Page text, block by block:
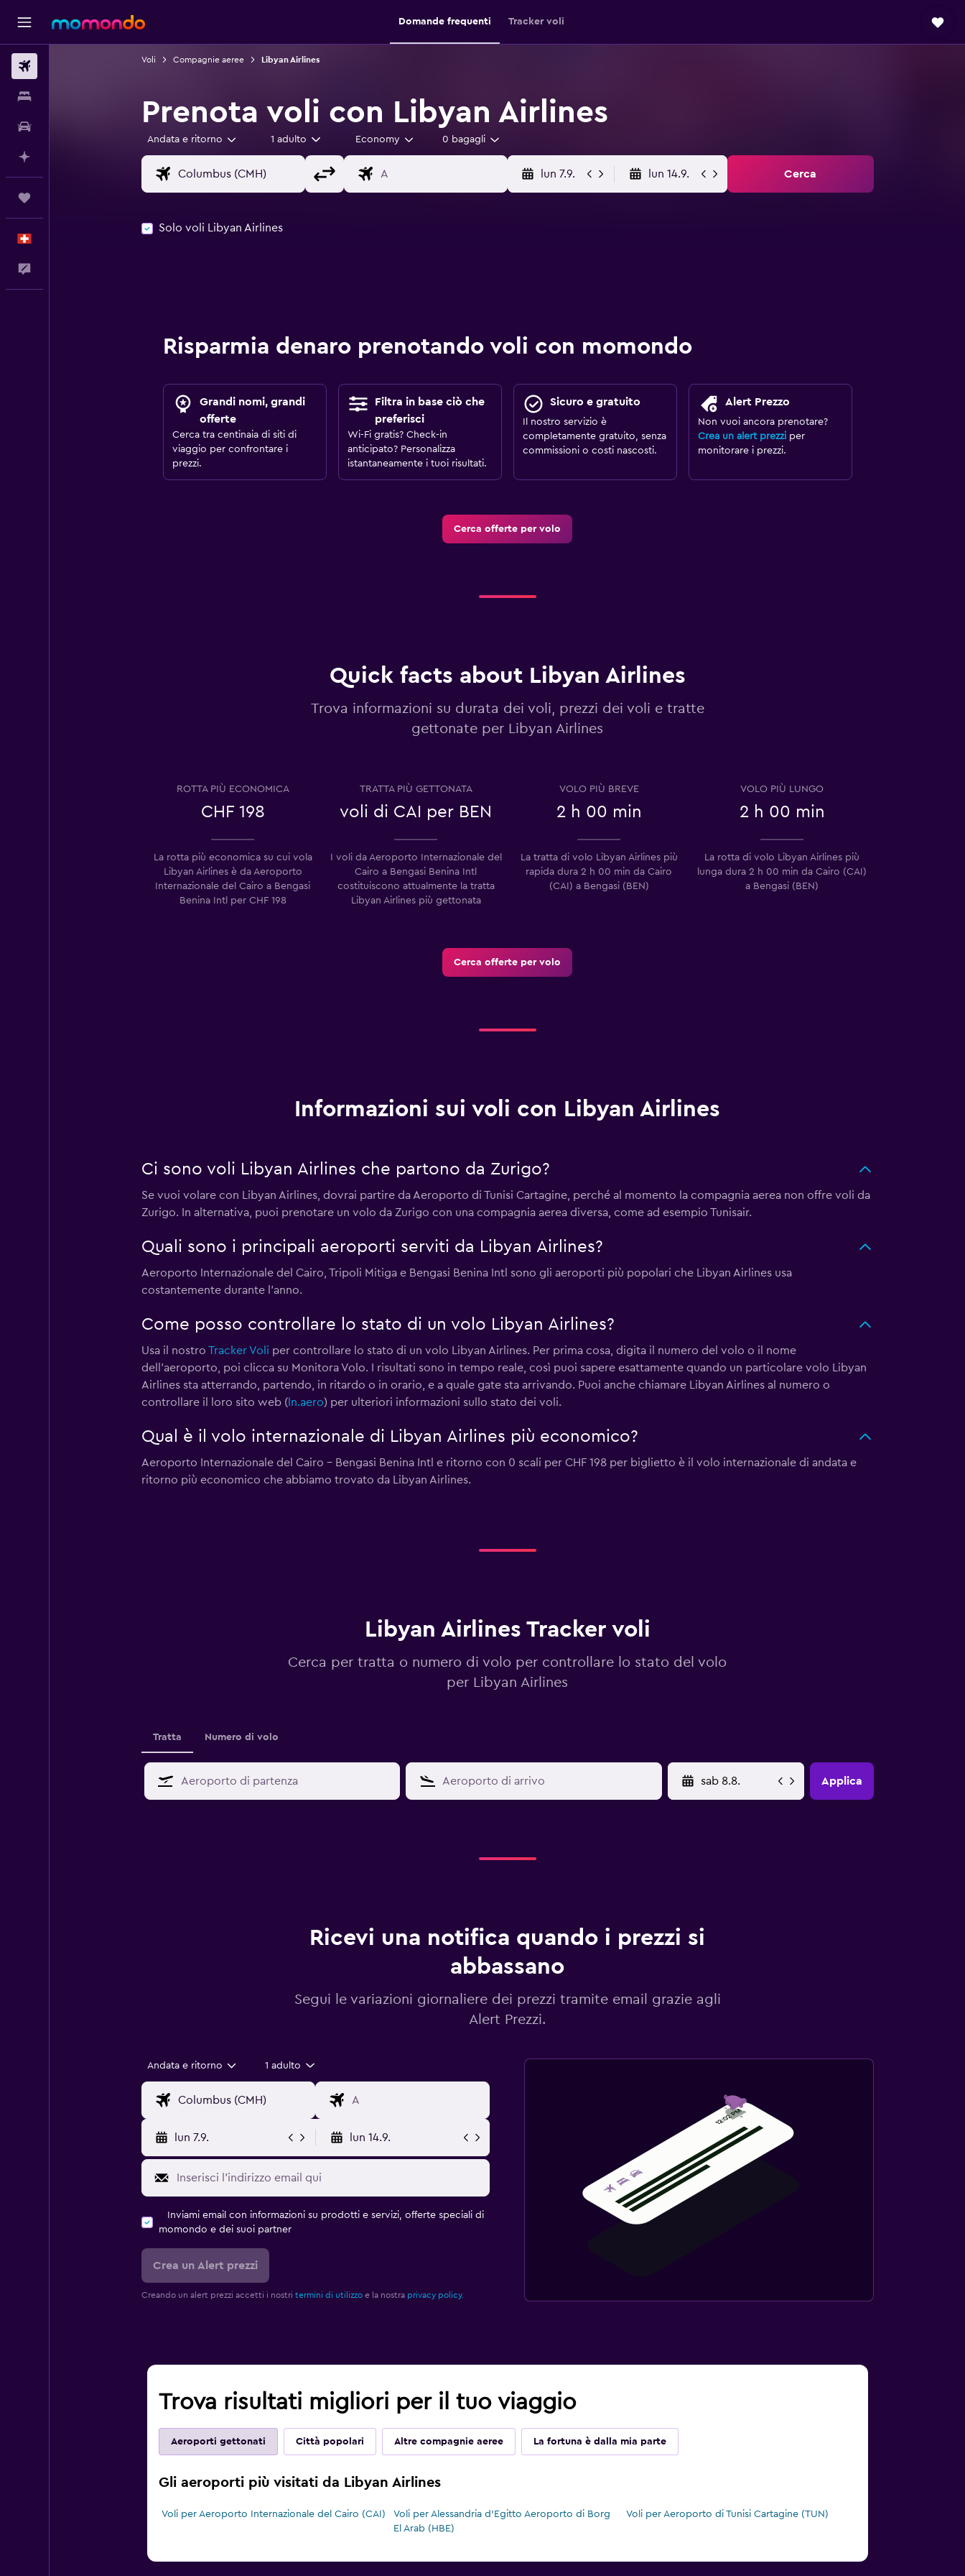
Domande frequenti Tracker voli
Voli Compagnie aeree Libyan Airlines
Prenota voli con Libyan Airlines
Andata e ritorno 1 adulto Economy 0 bagagli
lun 7.9. lun 14.9. Cerca
Solo voli Libyan Airlines
Risparmia denaro prenotando voli con momondo
Grandi nomi, grandi
offerte
Cerca tra centinaia di siti di
viaggio per confrontare i
prezzi.
Filtra in base ciò che
preferisci
Wi-Fi gratis? Check-in
anticipato? Personalizza
istantaneamente i tuoi risultati.
Sicuro e gratuito
Il nostro servizio è
completamente gratuito, senza
commissioni o costi nascosti.
Alert Prezzo
Non vuoi ancora prenotare?
Crea un alert prezziper
monitorare i prezzi.
Cerca offerte per volo
Quick facts about Libyan Airlines
Trova informazioni su durata dei voli, prezzi dei voli e tratte
gettonate per Libyan Airlines
ROTTA PIÙ ECONOMICA
CHF 198
TRATTA PIÙ GETTONATA
voli di CAI per BEN
VOLO PIÙ BREVE
2 h 00 min
VOLO PIÙ LUNGO
2 h 00 min
La rotta più economica su cui vola
Libyan Airlines è da Aeroporto
Internazionale del Cairo a Bengasi
Benina Intl per CHF 198
I voli da Aeroporto Internazionale del
Cairo a Bengasi Benina Intl
costituiscono attualmente la tratta
Libyan Airlines più gettonata
La tratta di volo Libyan Airlines più
rapida dura 2 h 00 min da Cairo
(CAI) a Bengasi (BEN)
La rotta di volo Libyan Airlines più
lunga dura 2 h 00 min da Cairo (CAI)
a Bengasi (BEN)
Cerca offerte per volo
Informazioni sui voli con Libyan Airlines
Ci sono voli Libyan Airlines che partono da Zurigo?
Se vuoi volare con Libyan Airlines, dovrai partire da Aeroporto di Tunisi Cartagine, perché al momento la compagnia aerea non offre voli da
Zurigo. In alternativa, puoi prenotare un volo da Zurigo con una compagnia aerea diversa, come ad esempio Tunisair.
Quali sono i principali aeroporti serviti da Libyan Airlines?
Aeroporto Internazionale del Cairo, Tripoli Mitiga e Bengasi Benina Intl sono gli aeroporti più popolari che Libyan Airlines usa
costantemente durante l'anno.
Come posso controllare lo stato di un volo Libyan Airlines?
Usa il nostro Tracker Voli per controllare lo stato di un volo Libyan Airlines. Per prima cosa, digita il numero del volo o il nome
dell'aeroporto, poi clicca su Monitora Volo. I risultati sono in tempo reale, così puoi sapere esattamente quando un particolare volo Libyan
Airlines sta atterrando, partendo, in ritardo o in orario, e a quale gate sta arrivando. Puoi anche chiamare Libyan Airlines al numero o
controllare il loro sito web (ln.aero) per ulteriori informazioni sullo stato dei voli.
Qual è il volo internazionale di Libyan Airlines più economico?
Aeroporto Internazionale del Cairo - Bengasi Benina Intl e ritorno con 0 scali per CHF 198 per biglietto è il volo internazionale di andata e
ritorno più economico che abbiamo trovato da Libyan Airlines.
Libyan Airlines Tracker voli
Cerca per tratta o numero di volo per controllare lo stato del volo
per Libyan Airlines
Tratta Numero di volo
Applica
Ricevi una notifica quando i prezzi si
abbassano
Segui le variazioni giornaliere dei prezzi tramite email grazie agli
Alert Prezzi.
Andata e ritorno 1 adulto
lun 7.9. lun 14.9.
Inviami email con informazioni su prodotti e servizi, offerte speciali di
momondo e dei suoi partner
Crea un Alert prezzi
Creando un alert prezzi accetti i nostri termini di utilizzoe la nostra privacy policy.
Trova risultati migliori per il tuo viaggio
Aeroporti gettonati Città popolari Altre compagnie aeree La fortuna è dalla mia parte
Gli aeroporti più visitati da Libyan Airlines
Voli per Aeroporto Internazionale del Cairo (CAI)
Voli per Alessandria d'Egitto Aeroporto di Borg
El Arab (HBE)
Voli per Aeroporto di Tunisi Cartagine (TUN)